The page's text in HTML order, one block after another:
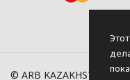
© ARB KAZAKHSTAN,